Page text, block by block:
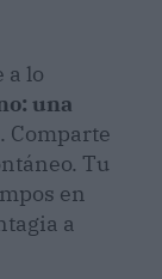
a lo
una
. Comparte
Tu
en
a